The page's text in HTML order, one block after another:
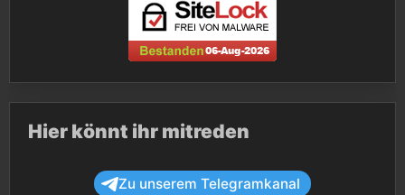
Hier könnt ihr mitreden
Zu unserem Telegramkanal